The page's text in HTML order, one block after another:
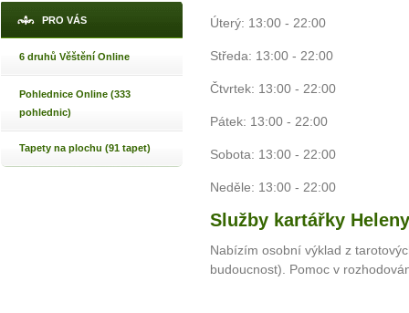
PRO VÁS
6 druhů Věštění Online
Pohlednice Online (333
pohlednic)
Tapety na plochu (91 tapet)
Úterý: 13:00 - 22:00
Středa: 13:00 - 22:00
Čtvrtek: 13:00 - 22:00
Pátek: 13:00 - 22:00
Sobota: 13:00 - 22:00
Neděle: 13:00 - 22:00
Služby kartářky
Nabízím osobní výklad z
budoucnost). Pomoc v